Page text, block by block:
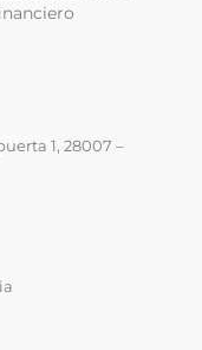
1, 28007 –